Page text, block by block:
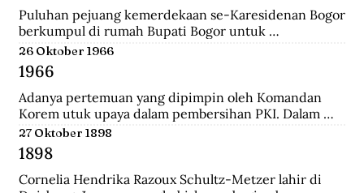
Puluhan pejuang kemerdekaan se-Karesidenan Bogor
berkumpul di rumah Bupati Bogor untuk
menyepakati gedung di Jalan Cikeumeuh sebagai
Museum Perjoangan.
26 Oktober 1966
1966
Adanya pertemuan yang dipimpin oleh Komandan
Korem utuk upaya dalam pembersihan PKI. Dalam
pertemuan ini mengubah jumlah wakil dari kedua
golongan yakni 27 dari Golongan Politik dan 21 dari
Golongan Karya.
27 Oktober 1898
1898
Cornelia Hendrika Razoux Schultz-Metzer lahir di